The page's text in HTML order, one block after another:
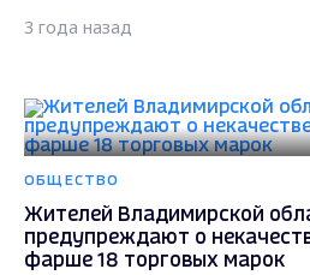
3 года назад
ОБЩЕСТВО
Жителей Владимирской
предупреждают о
фарше 18 торговых марок